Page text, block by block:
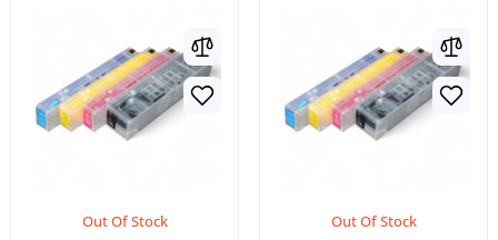
Out Of Stock
Out Of Stock